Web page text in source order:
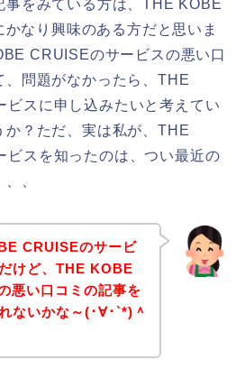
事をみている方は、THE KOBE
なり興味のある方だと思いま
CRUISEのサービスの悪い口
、問題がなかったら、THE
ビスに申し込みたいと考えてい
か？ただ、実は私が、THE
ビスを知ったのは、つい最近の
、
CRUISEのサービ
けど、THE KOBE
悪い口コミの記事を
ないかな～(･∀･`*)＾